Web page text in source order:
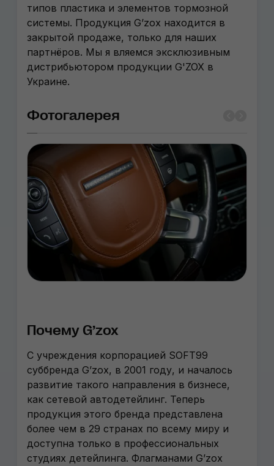
типов пластика и элементов тормозной
системы. Продукция G’zox находится в
закрытой продаже, только для наших
партнёров. Мы я вляемся эксклюзивным
дистрибьютором продукции G'ZOX в
Украине.
Фотогалерея
Почему G’zox
С учреждения корпорацией SOFT99
суббренда G’zox, в 2001 году, и началось
развитие такого направления в бизнесе,
как сетевой автодетейлинг. Теперь
продукция этого бренда представлена
более чем в 29 странах по всему миру и
доступна только в профессиональных
студиях детейлинга. Флагманами G’zox